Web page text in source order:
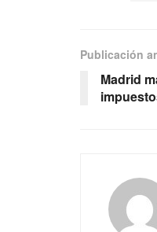
Publicación
Madrid